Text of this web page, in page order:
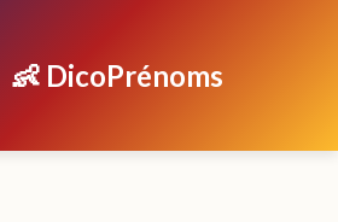
👶 DicoPrénoms